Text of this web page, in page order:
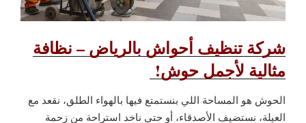
شركة تنظيف أحواش بالرياض – نظافة
مثالية لأجمل حوش!
الحوش هو المساحة اللي بنستمتع فيها بالهواء الطلق، نقعد مع
العيلة، نستضيف الأصدقاء، أو حتى ناخد استراحة من زحمة